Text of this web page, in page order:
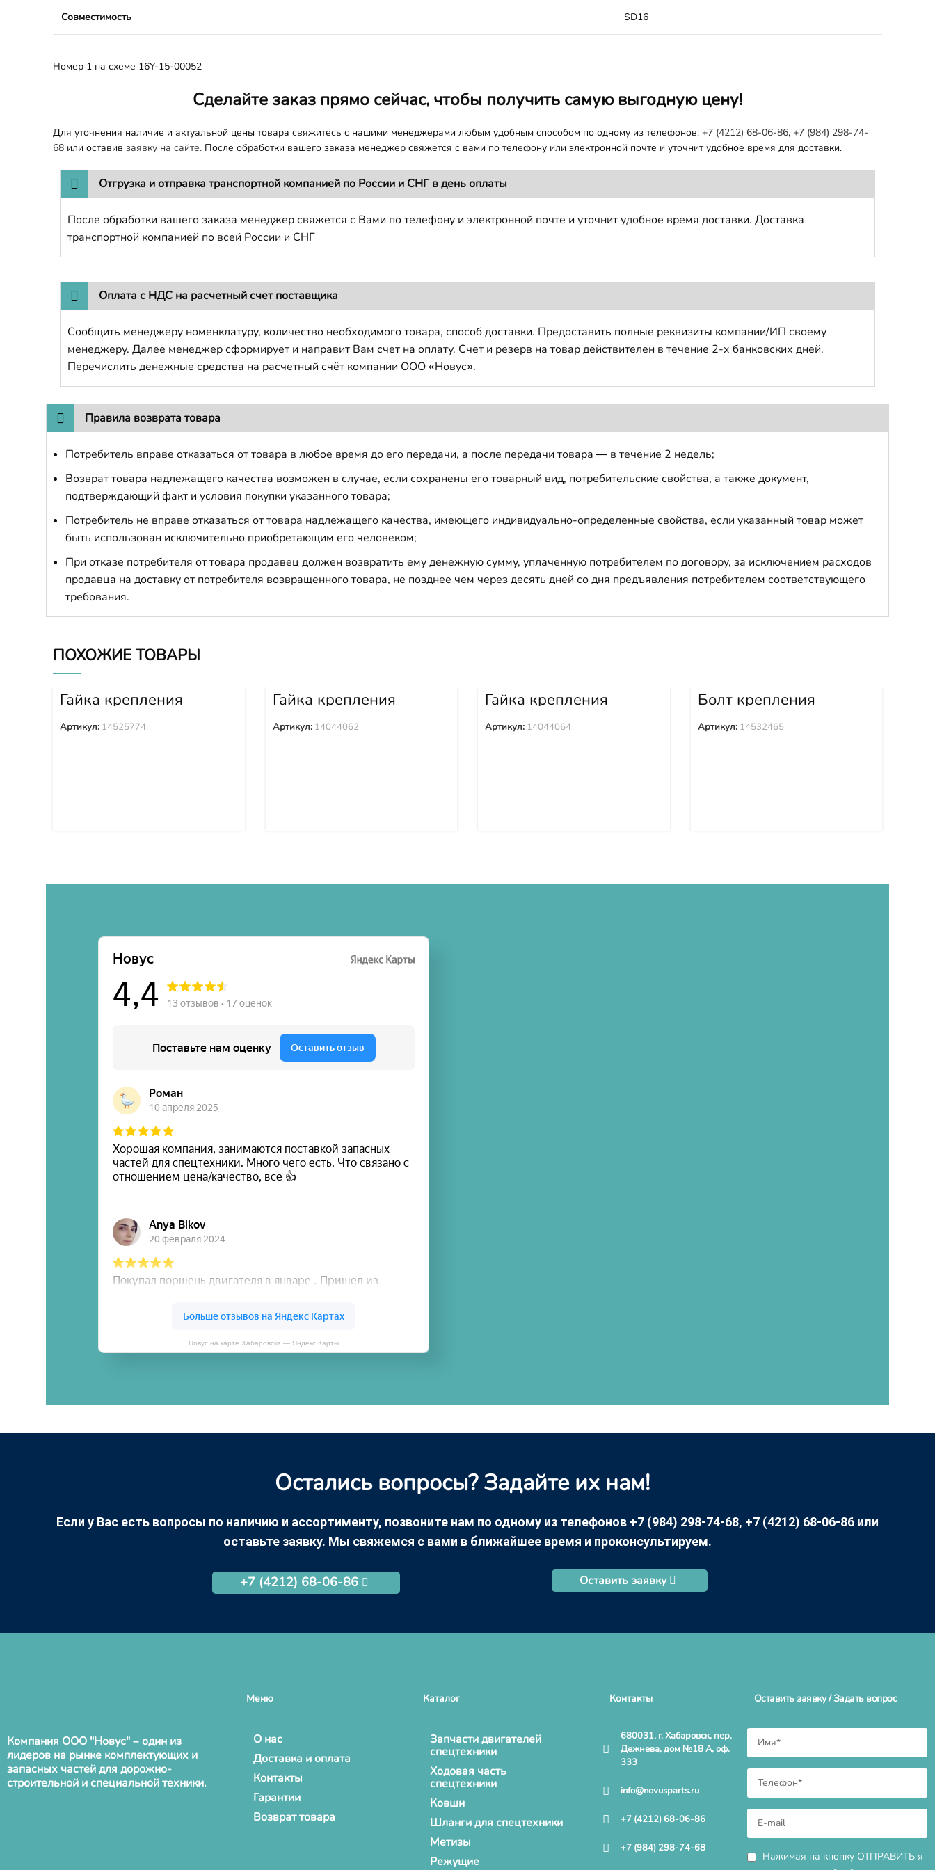
Совместимость SD16
Номер 1 на схеме 16Y-15-00052
Сделайте заказ прямо сейчас, чтобы получить самую выгодную цену!
Для уточнения наличие и актуальной цены товара свяжитесь с нашими менеджерами любым удобным способом по одному из телефонов: +7 (4212) 68-06-86, +7 (984) 298-74-
68 или оставив заявку на сайте. После обработки вашего заказа менеджер свяжется с вами по телефону или электронной почте и уточнит удобное время для доставки.
Отгрузка и отправка транспортной компанией по России и СНГ в день оплаты
После обработки вашего заказа менеджер свяжется с Вами по телефону и электронной почте и уточнит удобное время доставки. Доставка
транспортной компанией по всей России и СНГ
Оплата с НДС на расчетный счет поставщика
Сообщить менеджеру номенклатуру, количество необходимого товара, способ доставки. Предоставить полные реквизиты компании/ИП своему
менеджеру. Далее менеджер сформирует и направит Вам счет на оплату. Счет и резерв на товар действителен в течение 2-х банковских дней.
Перечислить денежные средства на расчетный счёт компании ООО «Новус».
Правила возврата товара
Потребитель вправе отказаться от товара в любое время до его передачи, а после передачи товара — в течение 2 недель;
Возврат товара надлежащего качества возможен в случае, если сохранены его товарный вид, потребительские свойства, а также документ,
подтверждающий факт и условия покупки указанного товара;
Потребитель не вправе отказаться от товара надлежащего качества, имеющего индивидуально-определенные свойства, если указанный товар может
быть использован исключительно приобретающим его человеком;
При отказе потребителя от товара продавец должен возвратить ему денежную сумму, уплаченную потребителем по договору, за исключением расходов
продавца на доставку от потребителя возвращенного товара, не позднее чем через десять дней со дня предъявления потребителем соответствующего
требования.
ПОХОЖИЕ ТОВАРЫ
Гайка крепления
башмака 14525774
Артикул: 14525774
Гайка крепления
башмака 14044062
Артикул: 14044062
Гайка крепления
башмака 14044064
Артикул: 14044064
Болт крепления
башмака 14532465
Артикул: 14532465
Новус на карте Хабаровска — Яндекс Карты
Остались вопросы? Задайте их нам!
Если у Вас есть вопросы по наличию и ассортименту, позвоните нам по одному из телефонов +7 (984) 298-74-68, +7 (4212) 68-06-86 или
оставьте заявку. Мы свяжемся с вами в ближайшее время и проконсультируем.
+7 (4212) 68-06-86 Оставить заявку
Компания ООО "Новус" – один из
лидеров на рынке комплектующих и
запасных частей для дорожно-
строительной и специальной техники.
Меню
О нас
Доставка и оплата
Контакты
Гарантии
Возврат товара
Каталог
Запчасти двигателей
спецтехники
Ходовая часть
спецтехники
Ковши
Шланги для спецтехники
Метизы
Режущие
Контакты
680031, г. Хабаровск, пер.
Дежнева, дом №18 А, оф.
333
info@novusparts.ru
+7 (4212) 68-06-86
+7 (984) 298-74-68
Оставить заявку / Задать вопрос
Нажимая на кнопку ОТПРАВИТЬ я